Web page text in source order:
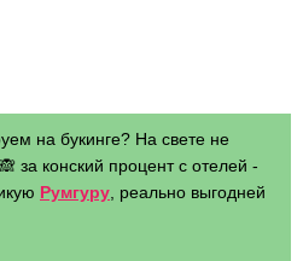
на букинге? На свете не
за конский процент с отелей -
Румгуру , реально выгодней